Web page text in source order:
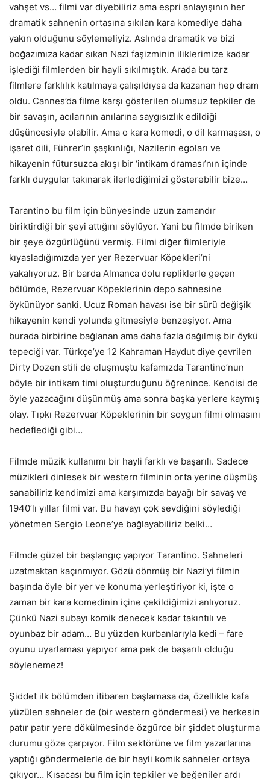
vahşet vs… filmi var diyebiliriz ama espri anlayışının her
dramatik sahnenin ortasına sıkılan kara komediye daha
yakın olduğunu söylemeliyiz. Aslında dramatik ve bizi
boğazımıza kadar sıkan Nazi faşizminin iliklerimize kadar
işlediği filmlerden bir hayli sıkılmıştık. Arada bu tarz
filmlere farklılık katılmaya çalışıldıysa da kazanan hep dram
oldu. Cannes’da filme karşı gösterilen olumsuz tepkiler de
bir savaşın, acılarının anılarına saygısızlık edildiği
düşüncesiyle olabilir. Ama o kara komedi, o dil karmaşası, o
işaret dili, Führer’in şaşkınlığı, Nazilerin egoları ve
hikayenin fütursuzca akışı bir ‘intikam draması’nın içinde
farklı duygular takınarak ilerlediğimizi gösterebilir bize…
Tarantino bu film için bünyesinde uzun zamandır
biriktirdiği bir şeyi attığını söylüyor. Yani bu filmde biriken
bir şeye özgürlüğünü vermiş. Filmi diğer filmleriyle
kıyasladığımızda yer yer Rezervuar Köpekleri’ni
yakalıyoruz. Bir barda Almanca dolu repliklerle geçen
bölümde, Rezervuar Köpeklerinin depo sahnesine
öykünüyor sanki. Ucuz Roman havası ise bir sürü değişik
hikayenin kendi yolunda gitmesiyle benzeşiyor. Ama
burada birbirine bağlanan ama daha fazla dağılmış bir öykü
tepeciği var. Türkçe’ye 12 Kahraman Haydut diye çevrilen
Dirty Dozen stili de oluşmuştu kafamızda Tarantino’nun
böyle bir intikam timi oluşturduğunu öğrenince. Kendisi de
öyle yazacağını düşünmüş ama sonra başka yerlere kaymış
olay. Tıpkı Rezervuar Köpeklerinin bir soygun filmi olmasını
hedeflediği gibi…
Filmde müzik kullanımı bir hayli farklı ve başarılı. Sadece
müzikleri dinlesek bir western filminin orta yerine düşmüş
sanabiliriz kendimizi ama karşımızda bayağı bir savaş ve
1940’lı yıllar filmi var. Bu havayı çok sevdiğini söylediği
yönetmen Sergio Leone’ye bağlayabiliriz belki…
Filmde güzel bir başlangıç yapıyor Tarantino. Sahneleri
uzatmaktan kaçınmıyor. Gözü dönmüş bir Nazi’yi filmin
başında öyle bir yer ve konuma yerleştiriyor ki, işte o
zaman bir kara komedinin içine çekildiğimizi anlıyoruz.
Çünkü Nazi subayı komik denecek kadar takıntılı ve
oyunbaz bir adam… Bu yüzden kurbanlarıyla kedi – fare
oyunu uyarlaması yapıyor ama pek de başarılı olduğu
söylenemez!
Şiddet ilk bölümden itibaren başlamasa da, özellikle kafa
yüzülen sahneler de (bir western göndermesi) ve herkesin
patır patır yere dökülmesinde özgürce bir şiddet oluşturma
durumu göze çarpıyor. Film sektörüne ve film yazarlarına
yaptığı göndermelerle de bir hayli komik sahneler ortaya
çıkıyor… Kısacası bu film için tepkiler ve beğeniler ardı